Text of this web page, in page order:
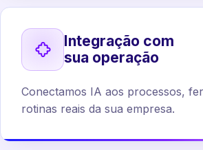
Integração com
sua operação
Conectamos IA aos processos,
rotinas reais da sua empresa.